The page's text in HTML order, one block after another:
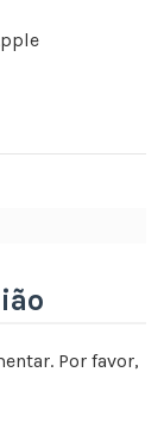
Por favor,